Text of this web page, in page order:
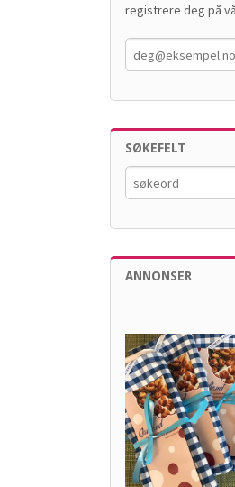
registrere deg på
SØKEFELT
ANNONSER